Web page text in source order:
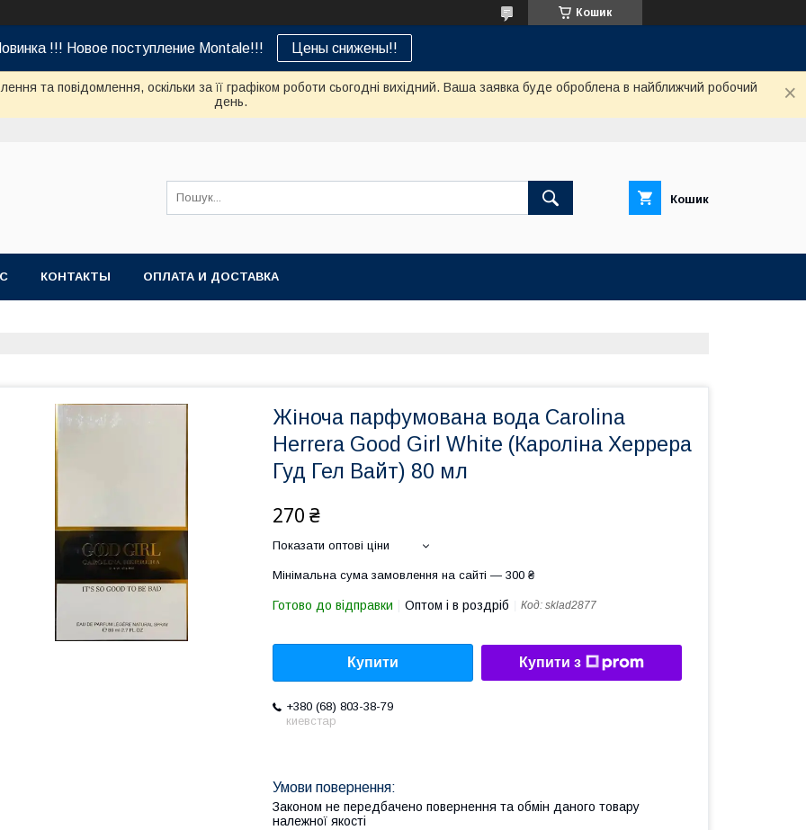
Кошик
!!! Новое поступление Montale!!! Цены снижены!!
та повідомлення, оскільки за її графіком роботи сьогодні вихідний. Ваша заявка буде оброблена в найближчий робочий
день.
Кошик
КОНТАКТЫ ОПЛАТА И ДОСТАВКА
Жіноча парфумована вода Carolina
Herrera Good Girl White (Кароліна Херрера
Гуд Гел Вайт) 80 мл
270 ₴
Показати оптові ціни
Мінімальна сума замовлення на сайті — 300 ₴
Готово до відправки Оптом і в роздріб Код: sklad2877
Купити Купити з
+380 (68) 803-38-79
киевстар
Законом не передбачено повернення та обмін даного товару
належної якості